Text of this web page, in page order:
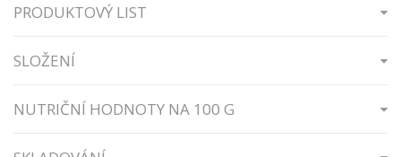
PRODUKTOVÝ LIST
SLOŽENÍ
NUTRIČNÍ HODNOTY NA 100 G